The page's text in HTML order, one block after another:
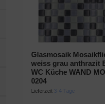
Glasmosaik
weiss grau anthrazit
WC Küche WAND
0204
Lieferzeit 3-4 Tage